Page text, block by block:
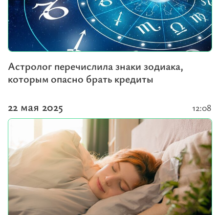
Астролог перечислила знаки зодиака,
которым опасно брать кредиты
22 мая 2025 12:08